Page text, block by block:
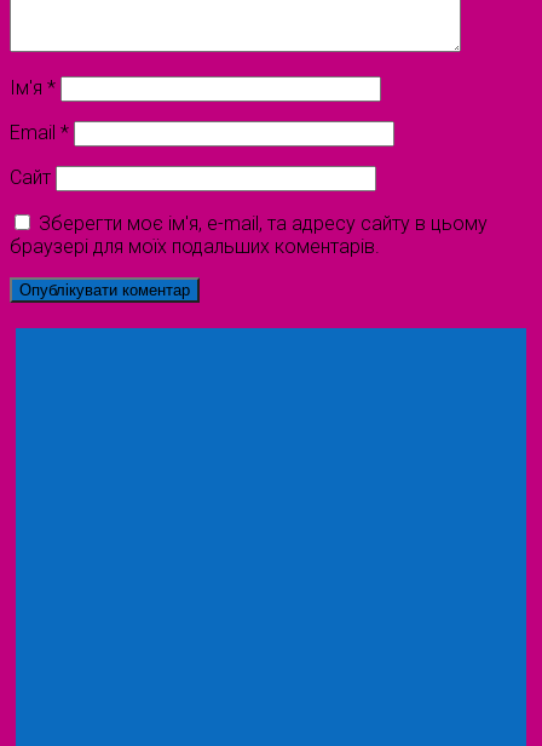
Ім'я *
Email *
Сайт
Зберегти моє ім'я, e-mail, та адресу сайту в цьому
браузері для моїх подальших коментарів.